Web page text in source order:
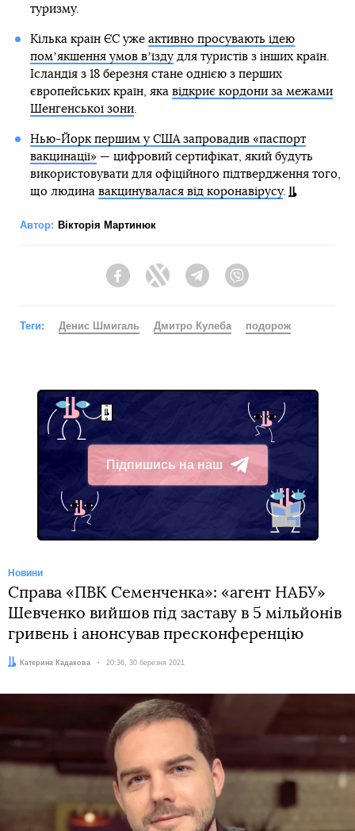
туризму.
Кілька країн ЄС уже активно просувають ідею
помʼякшення умов вʼїздудля туристів з інших країн.
Ісландія з 18 березня стане однією з перших
європейських країн, яка відкриє кордони за межами
Шенгенської зони.
Нью-Йорк першим у США запровадив «паспорт
вакцинації»— цифровий сертифікат, який будуть
використовувати для офіційного підтвердження того,
що людина вакцинувалася від коронавірусу.
Автор: Вікторія Мартинюк
FacebookTwitter Telegram
Теги: Денис Шмигаль Дмитро Кулеба подорож
Підпишись на наш
Telegram
Новини
Справа «ПВК Семенченка»: «агент НАБУ»
Шевченко вийшов під заставу в 5 мільйонів
гривень і анонсував пресконференцію
Автор:Катерина Кадакова Дата:
20:36, 30 березня 2021